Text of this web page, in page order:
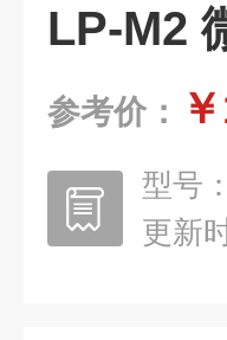
LP-M2
参考价：
型号：
更新